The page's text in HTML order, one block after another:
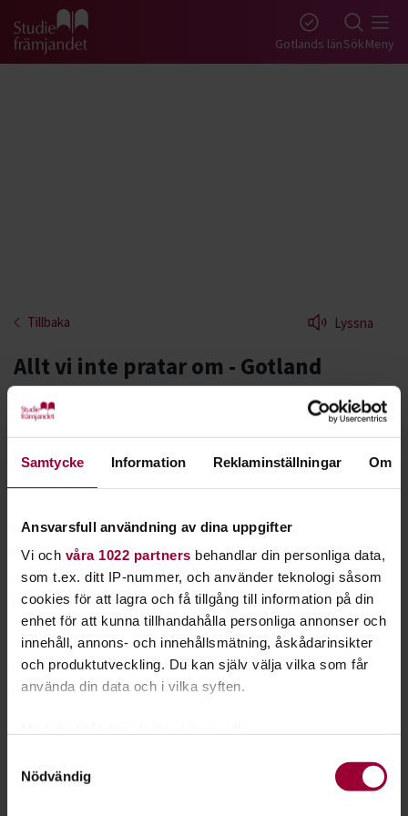
Samtycke Information Reklaminställningar Om
Ansvarsfull användning av dina uppgifter
Vi och våra 1022 partners behandlar din personliga data,
som t.ex. ditt IP-nummer, och använder teknologi såsom
cookies för att lagra och få tillgång till information på din
enhet för att kunna tillhandahålla personliga annonser och
innehåll, annons- och innehållsmätning, åskådarinsikter
och produktutveckling. Du kan själv välja vilka som får
använda din data och i vilka syften.
som kan ha en noggrannhet på upp till flera meter
Nödvändig
Gå till studiefrämjandets startsida Gotlands länSökMeny
Tillbaka Lyssna
Allt vi inte pratar om - Gotland
Vad skulle du prata om, om ingen dömde dig?
Studieplanen Allt vi inte pratar om vänder sig till
egna och hur vår syn på manlighet påverkar
I boken och podden Allt vi inte pratar om samtalar kända och
okända män om kärlek, sex, skörhet, ego, flyktvägar och
vänskap. De innehåller personliga berättelser från bland
andra programledaren Kodjo Akolor, världsmästaren i
thaiboxning Sanny Dahlbeck och politikern Philip Botström.
Samtal som kan inspirera dig och dina vänner till att prata
om sådant ni annars inte pratar om. Testa att bjuda in till
samarbete med Studiefrämjandet, IOGT-NTO, Acast,